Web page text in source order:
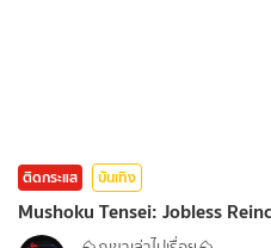
ติดกระแส บันเทิง
Mushoku Tensei: Jobless